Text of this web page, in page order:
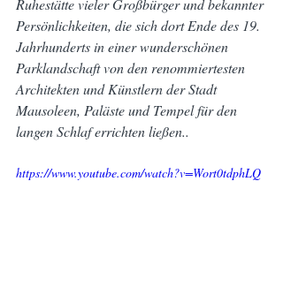
Ruhestätte vieler Großbürger und bekannter
Persönlichkeiten, die sich dort Ende des 19.
Jahrhunderts in einer wunderschönen
Parklandschaft von den renommiertesten
Architekten und Künstlern der Stadt
Mausoleen, Paläste und Tempel für den
langen Schlaf errichten ließen..
https://www.youtube.com/watch?v=Wort0tdphLQ